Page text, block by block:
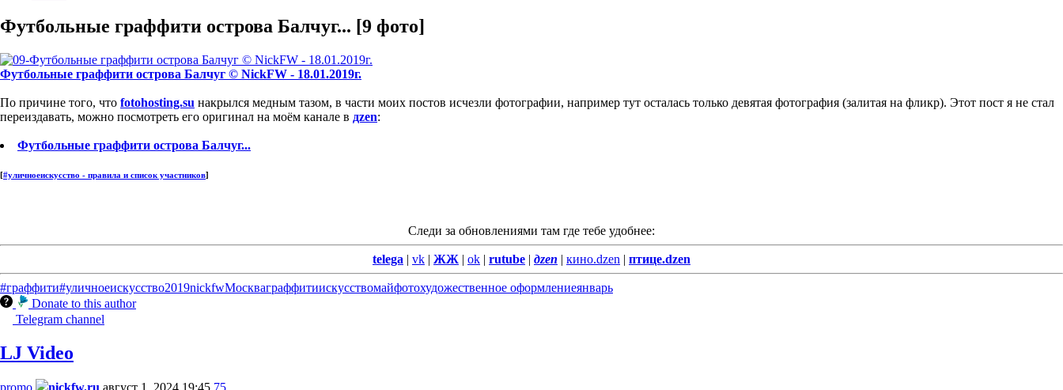
Футбольные граффити острова Балчуг... [9 фото]
Футбольные граффити острова Балчуг © NickFW - 18.01.2019г.
По причине того, что fotohosting.su накрылся медным тазом, в части моих постов исчезли фотографии, например тут осталась только девятая фотография (залитая на фликр). Этот пост я не стал
переиздавать, можно посмотреть его оригинал на моём канале в дzen:
Футбольные граффити острова Балчуг...
[#уличноеискусство - правила и список участников]
Следи за обновлениями там где тебе удобнее:
telega | vk | ЖЖ | ok | rutube | дzen | кино.dzen | птице.dzen
#граффити#уличноеискусство2019nickfwМоскваграффитиискусствомайфотохудожественное оформлениеянварь
Donate to this author
Telegram channel
LJ Video